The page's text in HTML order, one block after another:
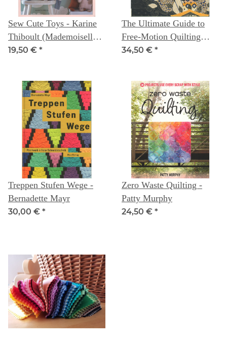
Sew Cute Toys - Karine
Thiboult (Mademoiselle
Tika)
19,50 € *
The Ultimate Guide to
Free-Motion Quilting
with Angela Walters
34,50 € *
Treppen Stufen Wege -
Bernadette Mayr
30,00 € *
Zero Waste Quilting -
Patty Murphy
24,50 € *